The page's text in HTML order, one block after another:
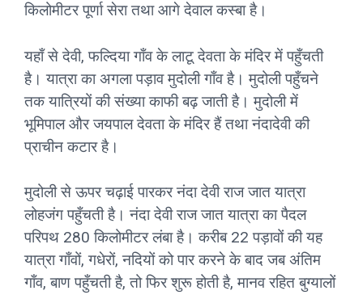
किलोमीटर पूर्णा सेरा तथा आगे देवाल कस्बा है।
यहाँ से देवी, फल्दिया गाँव के लाटू देवता के मंदिर में पहुँचती
है। यात्रा का अगला पड़ाव मुदोली गाँव है। मुदोली पहुँचने
तक यात्रियों की संख्या काफी बढ़ जाती है। मुदोली में
भूमिपाल और जयपाल देवता के मंदिर हैं तथा नंदादेवी की
प्राचीन कटार है।
मुदोली से ऊपर चढ़ाई पारकर नंदा देवी राज जात यात्रा
लोहजंग पहुँचती है। नंदा देवी राज जात यात्रा का पैदल
परिपथ 280 किलोमीटर लंबा है। करीब 22 पड़ावों की यह
यात्रा गाँवों, गधेरों, नदियों को पार करने के बाद जब अंतिम
गाँव, बाण पहुँचती है, तो फिर शुरू होती है, मानव रहित बुग्यालों